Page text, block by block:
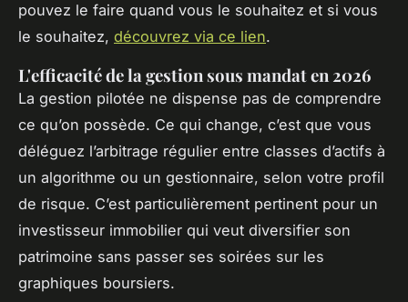
pouvez le faire quand vous le souhaitez et si vous
le souhaitez, découvrez via ce lien.
L'efficacité de la gestion sous mandat en 2026
La gestion pilotée ne dispense pas de comprendre
ce qu’on possède. Ce qui change, c’est que vous
déléguez l’arbitrage régulier entre classes d’actifs à
un algorithme ou un gestionnaire, selon votre profil
de risque. C’est particulièrement pertinent pour un
investisseur immobilier qui veut diversifier son
patrimoine sans passer ses soirées sur les
graphiques boursiers.